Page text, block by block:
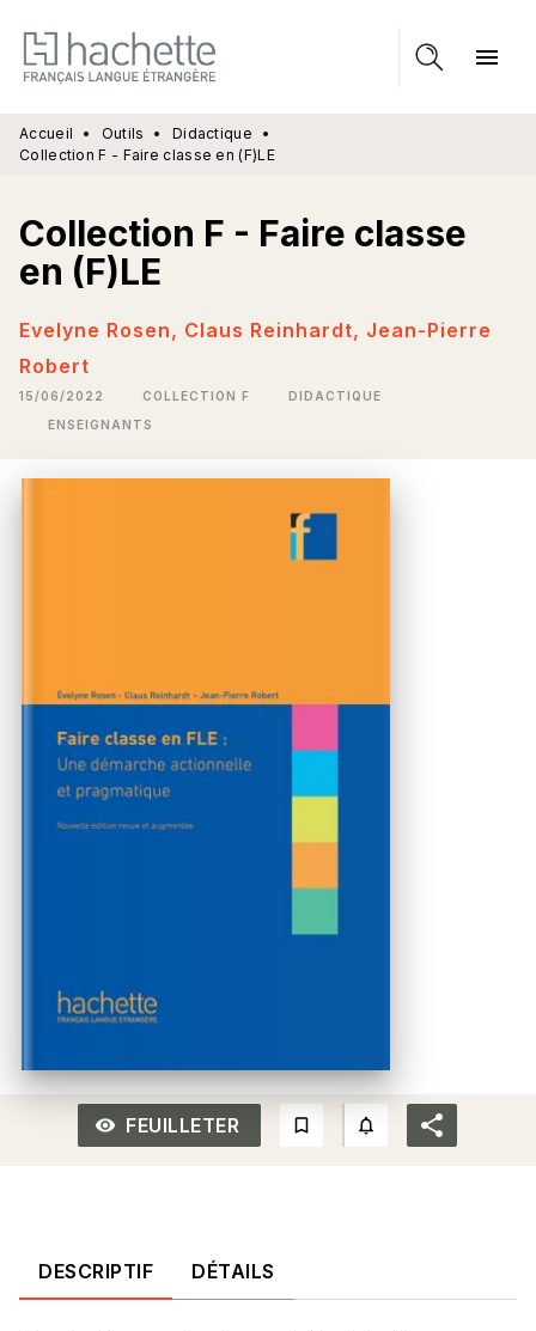
MENU RECHERCHE
CONTENU
PIED DE PAGE
menu
Accueil • Outils • Didactique
•
Collection F - Faire classe en (F)LE
Collection F - Faire classe
en (F)LE
Evelyne Rosen, Claus Reinhardt, Jean-Pierre
Robert
15/06/2022 COLLECTION F DIDACTIQUE
ENSEIGNANTS
remove_red_eye_outlined
FEUILLETER bookmark_border
DESCRIPTIF DÉTAILS